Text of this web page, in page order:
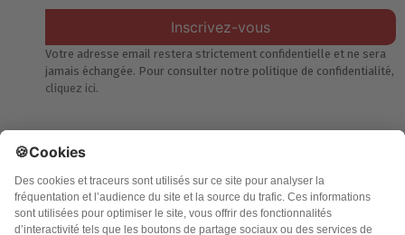
Inscrivez-vous
Votre adresse email restera strictement confidentielle et ne sera
jamais échangée. Pour consulter notre politique de confidentialité,
cliquez ici.
Accueil